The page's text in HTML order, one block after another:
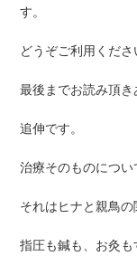
す。
どうぞご利用くださ
最後までお読み頂き
追伸です。
治療そのものについ
それはヒナと親鳥の
指圧も鍼も、お灸も